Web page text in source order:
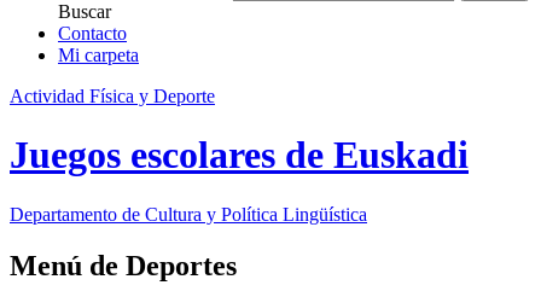
Buscar
Contacto
Mi carpeta
Actividad Física y Deporte
Juegos escolares de Euskadi
Departamento de Cultura y Política Lingüística
Menú de Deportes